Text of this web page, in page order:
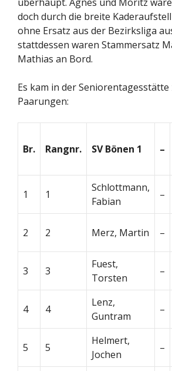
doch durch die breite
ohne Ersatz aus der Bezirksliga
stattdessen waren Stammersatz
Mathias an Bord.
Es kam in der
Paarungen:
Br. Rangnr. SV Bönen 1 –
1 1
Schlottmann,
Fabian
–
2 2 Merz, Martin –
3 3
Fuest,
Torsten
–
4 4
Lenz,
Guntram
–
5 5
Helmert,
Jochen
–